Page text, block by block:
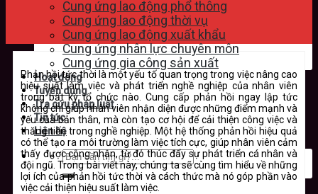
Cung ứng lao động phổ thông
Cung ứng lao động thời vụ
Cung ứng lao động xuất khẩu
Cung ứng nhân lực chuyên môn
Cung ứng gia công sản xuất
Hoạt động
Tuyển dụng
Tra cứu pháp luật
Tin tức
Liên hệ
Phản hồi tức thời là một yếu tố quan trọng trong việc nâng cao
hiệu suất làm việc và phát triển nghề nghiệp của nhân viên
trong bất kỳ tổ chức nào. Cung cấp phản hồi ngay lập tức
không chỉ giúp nhân viên nhận diện được những điểm mạnh và
yếu của bản thân, mà còn tạo cơ hội để cải thiện công việc và
thăng tiến trong nghề nghiệp. Một hệ thống phản hồi hiệu quả
có thể tạo ra môi trường làm việc tích cực, giúp nhân viên cảm
thấy được công nhận, từ đó thúc đẩy sự phát triển cá nhân và
đội ngũ. Trong bài viết này, chúng ta sẽ cùng tìm hiểu về những
lợi ích của phản hồi tức thời và cách thức mà nó góp phần vào
việc cải thiện hiệu suất làm việc.